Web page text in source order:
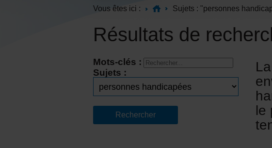
Vous êtes ici : Sujets : "personnes
Résultats de
Mots-clés :
Sujets :
le